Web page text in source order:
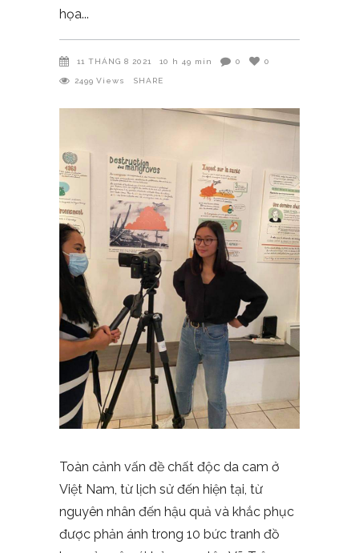
họa
11 THÁNG 8 2021 10 h 49 min 0 0
2499 Views SHARE
Toàn cảnh vấn đề chất độc da cam ở
Việt Nam, từ lịch sử đến hiện tại, từ
nguyên nhân đến hậu quả và khắc phục
được phản ánh trong 10 bức tranh đồ